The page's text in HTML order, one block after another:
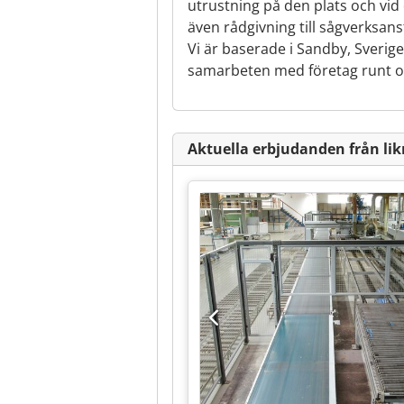
utrustning på den plats och
även rådgivning till
Vi är baserade i Sandby,
samarbeten med företag runt
Aktuella erbjudanden från